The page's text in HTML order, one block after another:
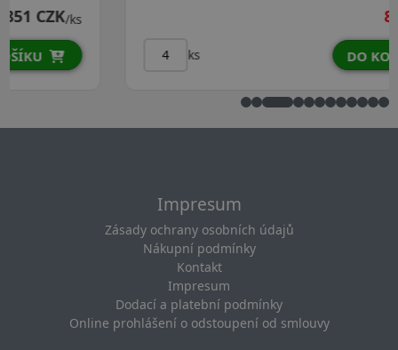
Impresum
Zásady ochrany osobních údajů
Nákupní podmínky
Kontakt
Impresum
Dodací a platební podmínky
Online prohlášení o odstoupení od smlouvy